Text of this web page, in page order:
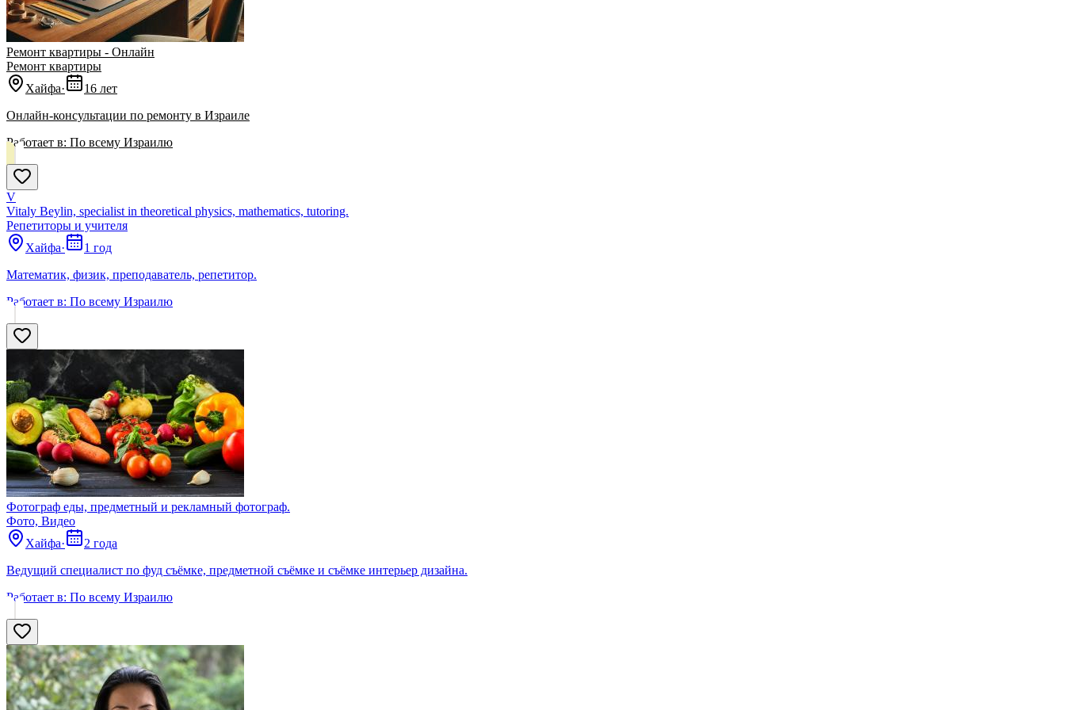
Ремонт квартиры - Онлайн
Ремонт квартиры
Хайфа·
16 лет
Онлайн-консультации по ремонту в Израиле
Работает в: По всему Израилю
V
Vitaly Beylin, specialist in theoretical physics, mathematics, tutoring.
Репетиторы и учителя
Хайфа·
1 год
Математик, физик, преподаватель, репетитор.
Работает в: По всему Израилю
Фотограф еды, предметный и рекламный фотограф.
Фото, Видео
Хайфа·
2 года
Ведущий специалист по фуд съёмке, предметной съёмке и съёмке интерьер дизайна.
Работает в: По всему Израилю